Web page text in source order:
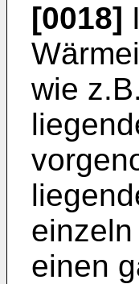
[0018]
wie
einen